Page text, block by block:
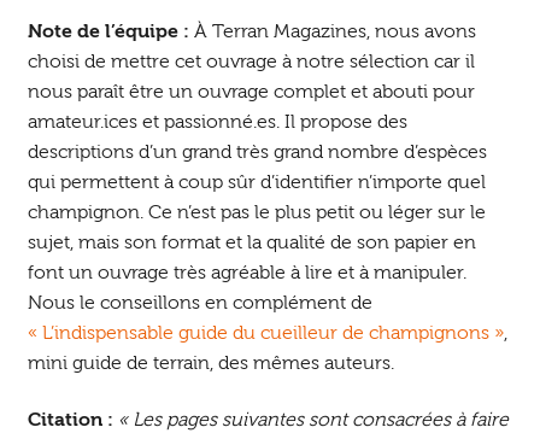
Note de l’équipe : À Terran Magazines, nous avons
choisi de mettre cet ouvrage à notre sélection car il
nous paraît être un ouvrage complet et abouti pour
amateur.ices et passionné.es. Il propose des
descriptions d’un grand très grand nombre d’espèces
qui permettent à coup sûr d’identifier n’importe quel
champignon. Ce n’est pas le plus petit ou léger sur le
sujet, mais son format et la qualité de son papier en
font un ouvrage très agréable à lire et à manipuler.
Nous le conseillons en complément de
« L’indispensable guide du cueilleur de champignons »,
mini guide de terrain, des mêmes auteurs.
Citation : « Les pages suivantes sont consacrées à faire